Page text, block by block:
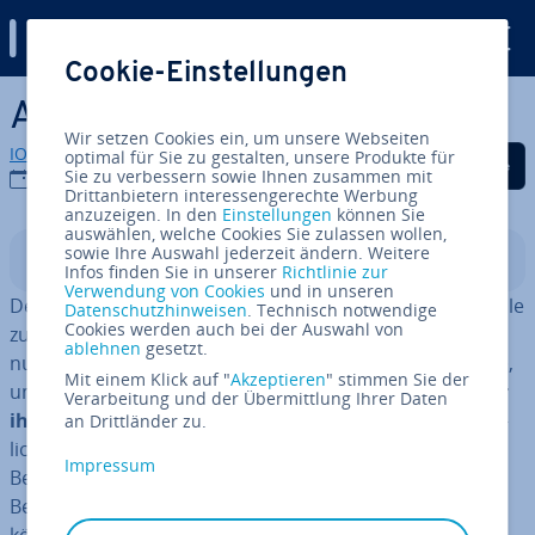
Zum Haupt­in­halt springen
Apache Lucene
IONOS Redaktion
07.08.2023
Auf Facebook teilen
Auf Twitter teilen
Auf LinkedIn
In­halts­ver­zeich­nis
Denkt man heut­zu­ta­ge an eine Such­ma­schi­ne, haben alle
zunächst Google im Kopf. Auch Betreiber von Websites
nutzen Google in Form der Custom Search Engine (CSE),
um Nutzern schnell und einfach eineSuch­funk­ti­on für
ihre eigenen Inhaltean­zu­bie­ten. Doch selbst­ver­ständ­
lich ist das nicht die einzige – und für viele Website-
Betreiber auch nicht die beste – Mög­lich­keit, den
Besuchern eine Voll­text­su­che an­zu­bie­ten. Statt­des­sen
Cookie-Einstellungen
Wir setzen Cookies ein, um unsere Webseiten
optimal für Sie zu gestalten, unsere Produkte für
Sie zu verbessern sowie Ihnen zusammen mit
Drittanbietern interessengerechte Werbung
anzuzeigen. In den Einstellungen können Sie
auswählen, welche Cookies Sie zulassen wollen,
sowie Ihre Auswahl jederzeit ändern. Weitere
Infos finden Sie in unserer Richtlinie zur
Verwendung von Cookies und in unseren
Datenschutzhinweisen. Technisch notwendige
Cookies werden auch bei der Auswahl von
ablehnen gesetzt.
Mit einem Klick auf "Akzeptieren" stimmen Sie der
Verarbeitung und der Übermittlung Ihrer Daten
an Drittländer zu.
Impressum